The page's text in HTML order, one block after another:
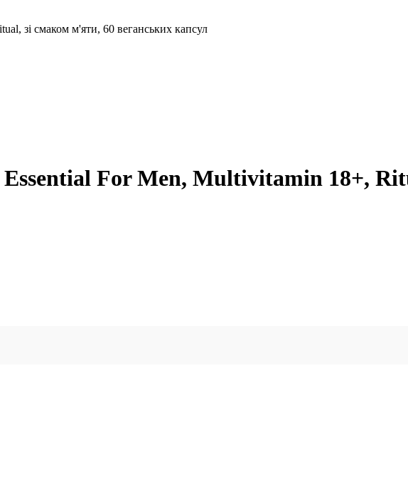
Essential For Men, Multivitamin 18+,